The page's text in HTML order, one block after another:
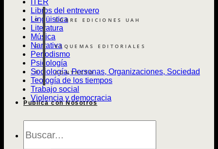
SOBRE EDICIONES UAH
ESQUEMAS EDITORIALES
CONTACTO
Publica con Nosotros
de
ITER
Libros del entrevero
Lingüistica
Literatura
Música
Narrativa
Periodismo
Psicología
Sociología, Personas, Organizaciones, Sociedad
Teología de los tiempos
Trabajo social
Violencia y democracia